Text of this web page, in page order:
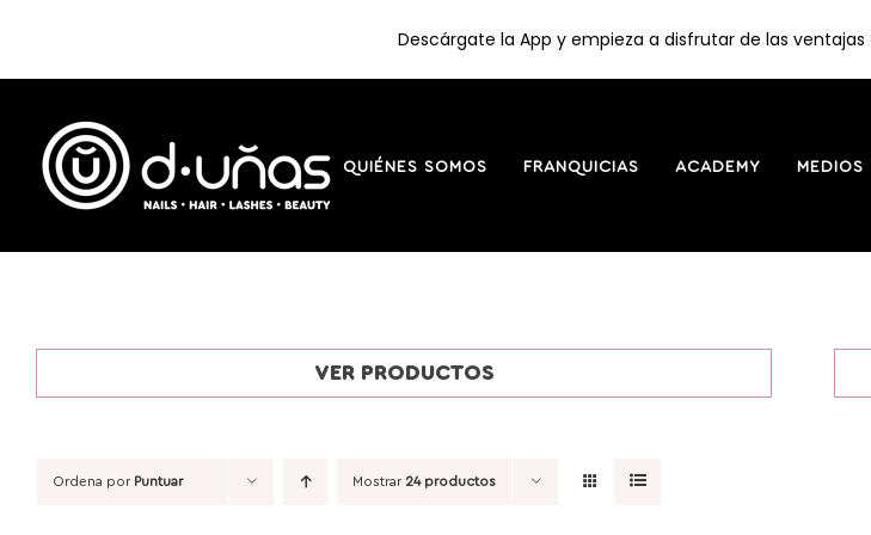
contenido
QUIÉNES SOMOS FRANQUICIAS ACADEMY MEDIOS
VER PRODUCTOS
Ordena por Puntuar Mostrar 24 productos
Descárgate la App y empieza a disfrutar de las